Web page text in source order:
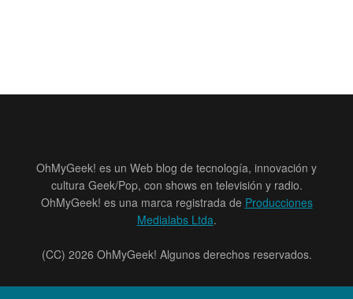
OhMyGeek! es un Web blog de tecnología, innovación y
cultura Geek/Pop, con shows en televisión y radio.
OhMyGeek! es una marca registrada de Producciones
Medialabs Ltda.
(CC) 2026 OhMyGeek! Algunos derechos reservados.